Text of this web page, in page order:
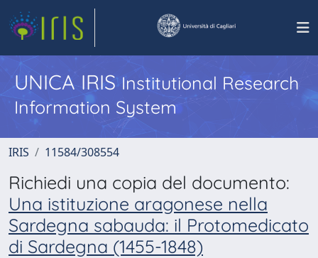
UNICA IRISInstitutional Research
Information System
IRIS 11584/308554
Richiedi una copia del documento:
Una istituzione aragonese nella
Sardegna sabauda: il Protomedicato
di Sardegna (1455-1848)